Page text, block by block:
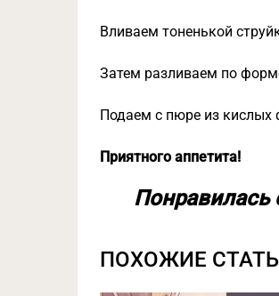
Вливаем тоненькой
Затем разливаем по
Подаем с пюре из кислых
Приятного аппетита!
Понравилась
ПОХОЖИЕ